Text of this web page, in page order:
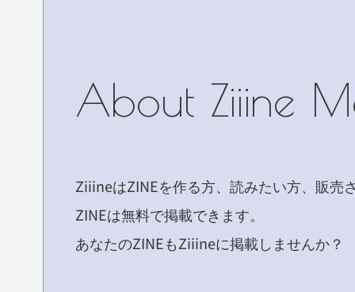
About Ziiine
ZiiineはZINEを作る方、読みたい方、販売
ZINEは無料で掲載できます。
あなたのZINEもZiiineに掲載しませんか？